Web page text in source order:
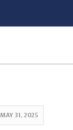
MAY 31, 2025